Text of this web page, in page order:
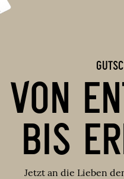
VON
BIS
Jetzt an die Lieben